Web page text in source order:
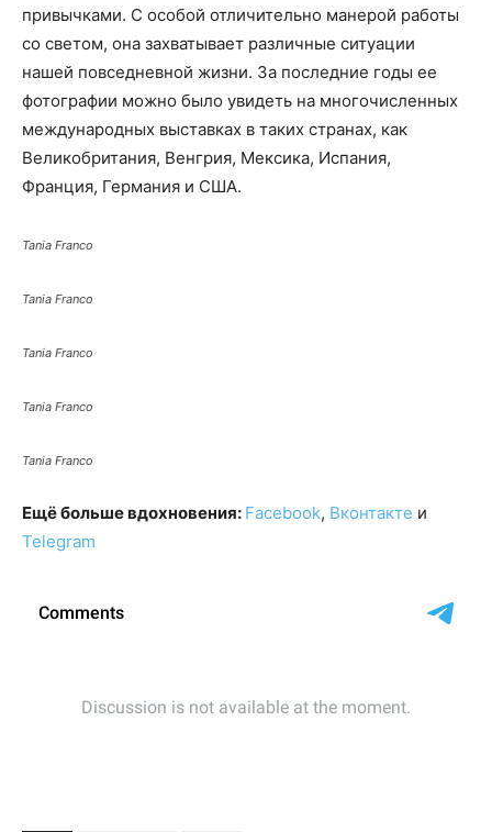
привычками. С особой отличительно манерой работы
со светом, она захватывает различные ситуации
нашей повседневной жизни. За последние годы ее
фотографии можно было увидеть на многочисленных
международных выставках в таких странах, как
Великобритания, Венгрия, Мексика, Испания,
Франция, Германия и США.
Tania Franco
Tania Franco
Tania Franco
Tania Franco
Tania Franco
Ещё больше вдохновения: Facebook, Вконтакте и
Telegram